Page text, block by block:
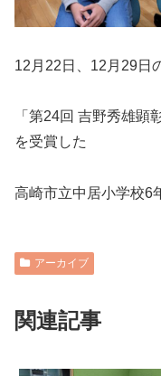
12月22日、12月29日
「第24回 吉野秀雄顕
を受賞した
高崎市立中居小学校6
アーカイブ
関連記事